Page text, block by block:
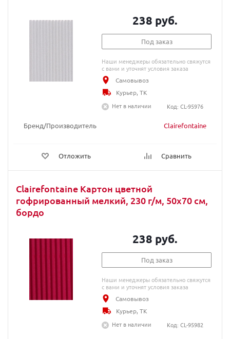
Бренд/Производитель Clairefontaine
Отложить Сравнить
238 руб.
Под заказ
Наши менеджеры обязательно свяжутся
с вами и уточнят условия заказа
Самовывоз
Курьер, ТК
Нет в наличии
Код: CL-95976
Clairefontaine Картон цветной
гофрированный мелкий, 230 г/м, 50х70 см,
бордо
238 руб.
Под заказ
Наши менеджеры обязательно свяжутся
с вами и уточнят условия заказа
Самовывоз
Курьер, ТК
Нет в наличии
Код: CL-95982